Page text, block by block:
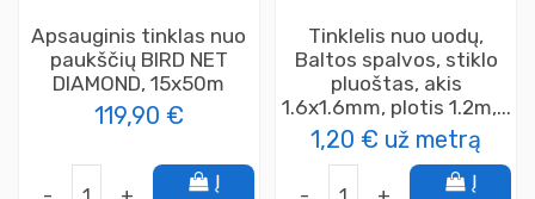
Apsauginis tinklas nuo
paukščių BIRD NET
DIAMOND, 15x50m
119,90 €
Į
Tinklelis nuo uodų,
Baltos spalvos, stiklo
pluoštas, akis
1.6x1.6mm, plotis 1.2m,...
1,20 € už metrą
Į